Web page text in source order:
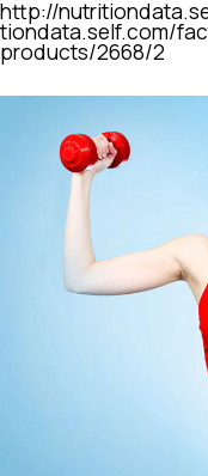
http://
tiondata.self.com/
products/2668/2